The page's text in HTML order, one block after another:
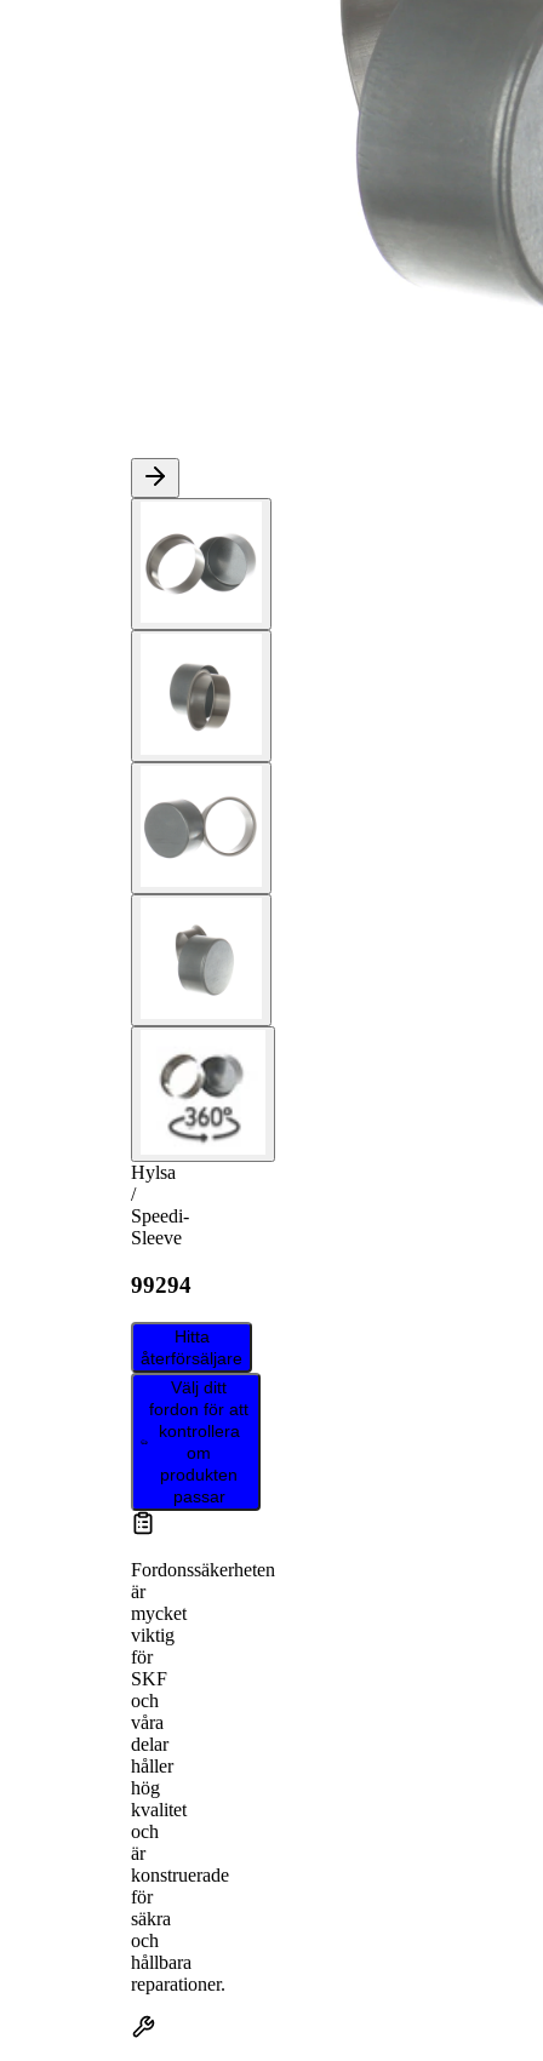
Hylsa
/
Speedi-
Sleeve
99294
Hitta
återförsäljare
Välj ditt
fordon för att
kontrollera
om
produkten
passar
Fordonssäkerheten
är
mycket
viktig
för
SKF
och
våra
delar
håller
hög
kvalitet
och
är
konstruerade
för
säkra
och
hållbara
reparationer.